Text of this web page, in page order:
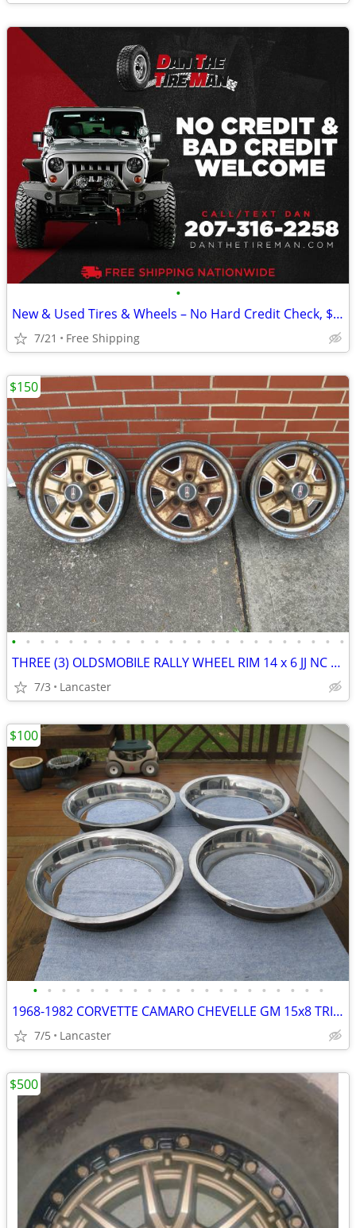
•
New & Used Tires & Wheels – No Hard Credit Check, $0-$49 Down
7/21 Free Shipping
• • • • • • • • • • • • • • • • • • • • • • • •
THREE (3) OLDSMOBILE RALLY WHEEL RIM 14 x 6 JJ NC CODE SUPER STOCK III
7/3 Lancaster
$150
• • • • • • • • • • • • • • • • • • • • •
1968-1982 CORVETTE CAMARO CHEVELLE GM 15x8 TRIM RINGS #3923626
7/5 Lancaster
$100
$500